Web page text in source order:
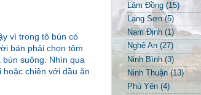
vì trong tô bún có
bán phải chọn tôm
suông. Nhìn qua
chiên với dầu ăn
Lâm Đồng (15)
Lạng Sơn (5)
Nam Định (1)
Nghệ An (27)
Ninh Bình (3)
Ninh Thuận (13)
Phú Yên (4)